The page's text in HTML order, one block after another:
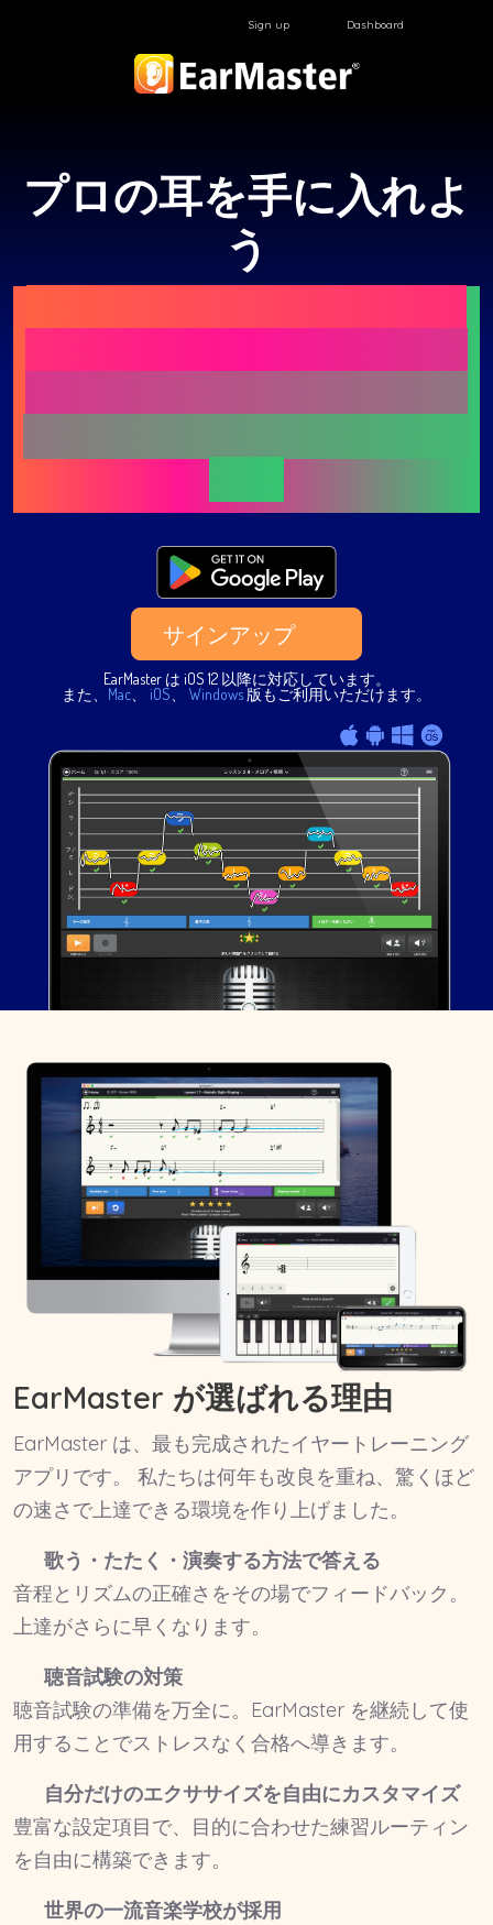
Sign up Dashboard
プロの耳を手に入れよ
う
サインアップ
EarMaster は iOS 12 以降に対応しています。
また、 Mac iOS Windows 版もご利用いただけます。
EarMaster が選ばれる理由
EarMaster は、最も完成されたイヤートレーニング
アプリです。 私たちは何年も改良を重ね、驚くほど
の速さで上達できる環境を作り上げました。
歌う・たたく・演奏する方法で答える
音程とリズムの正確さをその場でフィードバック。
上達がさらに早くなります。
聴音試験の対策
聴音試験の準備を万全に。EarMaster を継続して使
用することでストレスなく合格へ導きます。
自分だけのエクササイズを自由にカスタマイズ
豊富な設定項目で、目的に合わせた練習ルーティン
を自由に構築できます。
世界の一流音楽学校が採用